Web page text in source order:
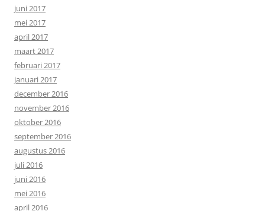
juni 2017
mei 2017
april 2017
maart 2017
februari 2017
januari 2017
december 2016
november 2016
oktober 2016
september 2016
augustus 2016
juli 2016
juni 2016
mei 2016
april 2016